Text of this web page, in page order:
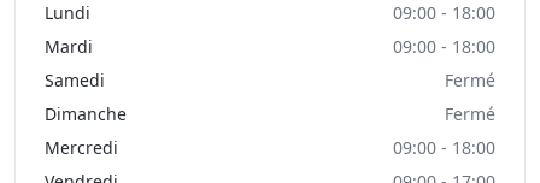
Lundi
09:00 - 18:00
Mardi
09:00 - 18:00
Samedi
Fermé
Dimanche
Fermé
Mercredi
09:00 - 18:00